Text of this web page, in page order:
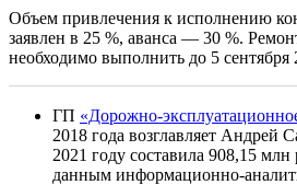
Объем привлечения к исполнению
заявлен в 25 %, аванса — 30 %.
необходимо выполнить до 5 сентября
ГП «Дорожно-
2018 года возглавляет Андрей
2021 году составила 908,15
данным информационно-